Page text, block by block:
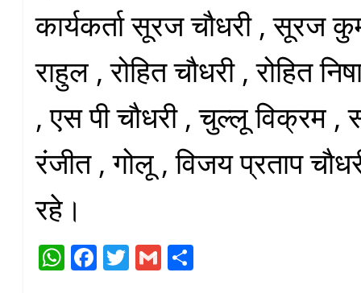
कार्यकर्ता सूरज चौधरी , सूरज
राहुल , रोहित चौधरी , रोहित
, एस पी चौधरी , चुल्लू विक्रम
रंजीत , गोलू , विजय प्रताप
रहे।
W Fa T
G